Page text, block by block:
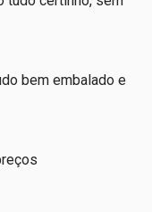
bem embalado e